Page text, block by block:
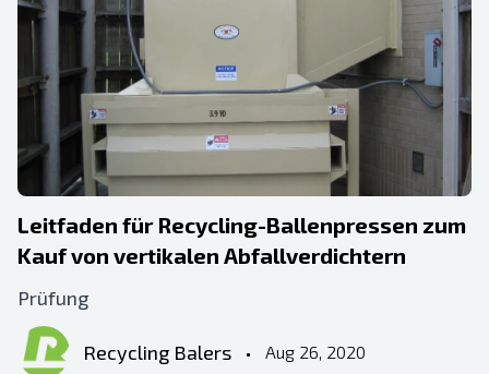
Leitfaden für Recycling-Ballenpressen zum
Kauf von vertikalen Abfallverdichtern
Prüfung
Recycling Balers • Aug 26, 2020